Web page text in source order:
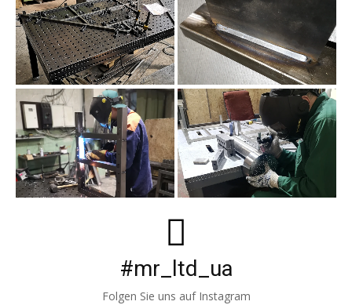
#mr_ltd_ua
Folgen Sie uns auf Instagram